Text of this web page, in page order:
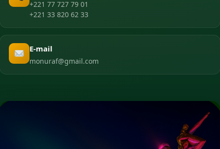
+221 77 727 79 01
+221 33 820 62 33
E-mail
monuraf@gmail.com